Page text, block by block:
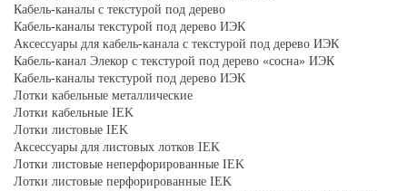
Кабель-каналы с текстурой под дерево
Кабель-каналы текстурой под дерево ИЭК
Аксессуары для кабель-канала с текстурой под дерево ИЭК
Кабель-канал Элекор с текстурой под дерево «сосна» ИЭК
Кабель-каналы текстурой под дерево ИЭК
Лотки кабельные металлические
Лотки кабельные IEK
Лотки листовые IEK
Аксессуары для листовых лотков IEK
Лотки листовые неперфорированные IEK
Лотки листовые перфорированные IEK